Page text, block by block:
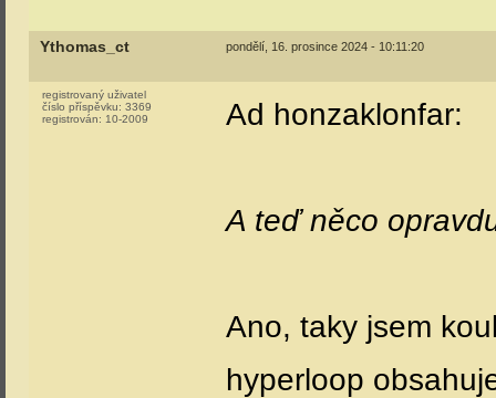
Ythomas_ct pondělí, 16. prosince 2024 - 10:11:20
registrovaný uživatel
číslo příspěvku: 3369
registrován: 10-2009 Ad honzaklonfar:
A teď něco
Ano, taky jsem
hyperloop